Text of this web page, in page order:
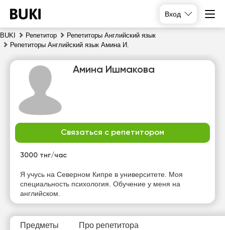
Вход
BUKI Репетитор
Репетиторы Английский язык
Репетиторы Английский язык Амина И.
Амина Ишмакова
Связаться с репетитором
3000 тнг/час
Я учусь на Северном Кипре в университете. Моя
специальность психология. Обучение у меня на
английском.
Предметы Про репетитора
вс
пн
Нет
свободных
часов
Нет
свободных
Нет
свободных
свободных